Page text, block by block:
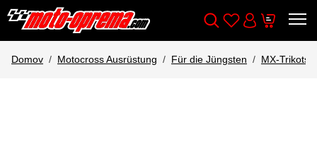
Wishlist
Cart
Domov Motocross Ausrüstung Für die Jüngsten MX-Trikots